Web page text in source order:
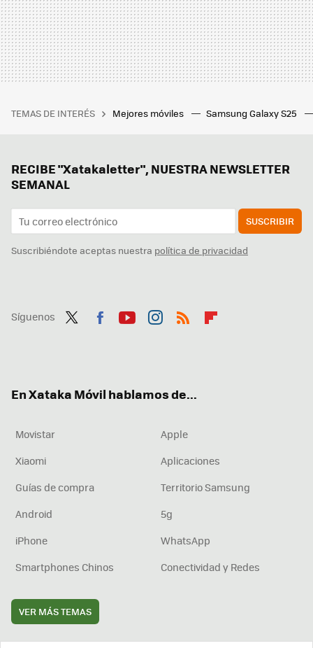
TEMAS DE INTERÉS Mejores móviles Samsung Galaxy S25
RECIBE "Xatakaletter", NUESTRA NEWSLETTER
SEMANAL
SUSCRIBIR
Suscribiéndote aceptas nuestra política de privacidad
Síguenos
En Xataka Móvil hablamos de...
Movistar
Apple
Xiaomi
Aplicaciones
Guías de compra
Territorio Samsung
Android
5g
iPhone
WhatsApp
Smartphones Chinos
Conectividad y Redes
VER MÁS TEMAS